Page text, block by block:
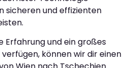
sicheren und effizienten
Erfahrung und ein großes
können wir dir einen